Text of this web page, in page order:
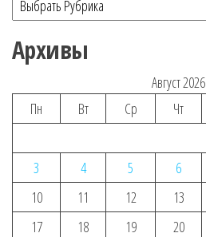
Архивы
Август 2026
Пн
Вт Ср Чт
3
4 5 6
10
11 12 13
17
18 19 20